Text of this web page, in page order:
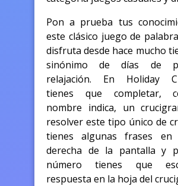
Pon a prueba tus
este clásico juego de
disfruta desde hace mucho
sinónimo de días de
relajación. En Holiday
tienes que completar,
nombre indica, un
resolver este tipo único de
tienes algunas frases
derecha de la pantalla y
número tienes que
respuesta en la hoja del